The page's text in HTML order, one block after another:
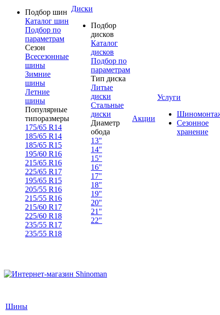
Подбор шин
Каталог шин
Подбор по
параметрам
Сезон
Всесезонные
шины
Зимние
шины
Летние
шины
Популярные
типоразмеры
175/65 R14
185/65 R14
185/65 R15
195/60 R16
215/65 R16
225/65 R17
195/65 R15
205/55 R16
215/55 R16
215/60 R17
225/60 R18
235/55 R17
235/55 R18
Диски
Подбор
дисков
Каталог
дисков
Подбор по
параметрам
Тип диска
Литые
диски
Стальные
диски
Диаметр
обода
13"
14"
15"
16"
17"
18"
19"
20"
21"
22"
Акции
Услуги
Сезонное
хранение
Шины